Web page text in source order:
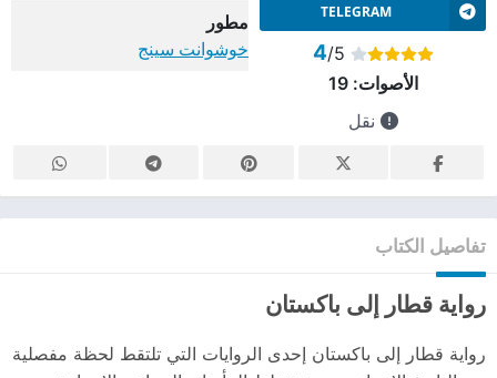
TELEGRAM
4/5
الأصوات:19
نقل
مطور
خوشوانت سينج
تفاصيل الكتاب
رواية قطار إلى باكستان
رواية قطار إلى باكستان إحدى الروايات التي تلتقط لحظة مفصلية